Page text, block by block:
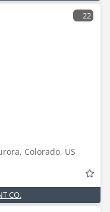
22
Colorado, US
CO.